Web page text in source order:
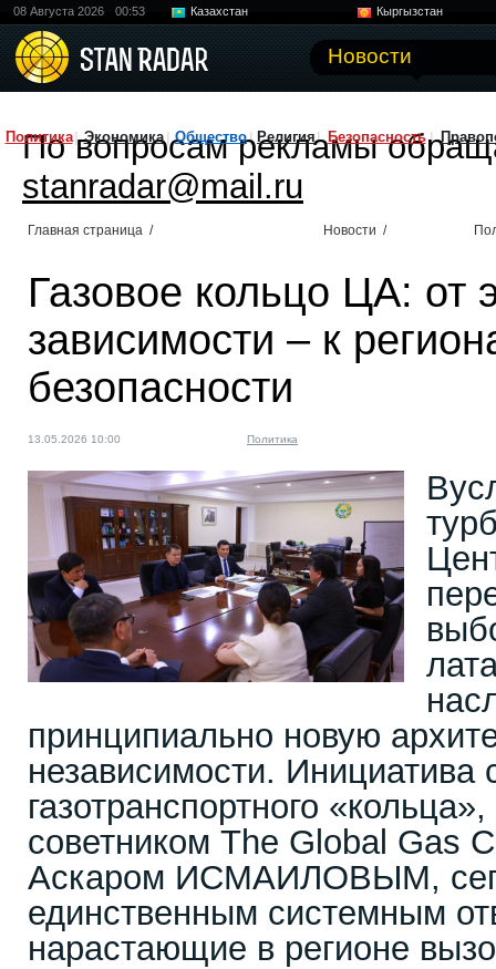
08 Августа 2026 00:53 Казахстан
Кыргызстан
Новости
Политика Экономика Общество Религия Безопасность
По вопросам рекламы
stanradar@mail.ru
Главная страница / Новости /
Газовое кольцо ЦА: от
зависимости – к
безопасности
13.05.2026 10:00 Политика
принципиально новую
независимости. Инициатива
газотранспортного
советником The Global Gas
Аскаром ИСМАИЛОВЫМ,
единственным системным
нарастающие в регионе